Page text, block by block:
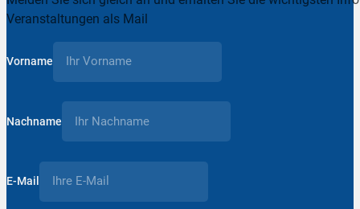
Veranstaltungen als Mail
Vorname
Nachname
E-Mail